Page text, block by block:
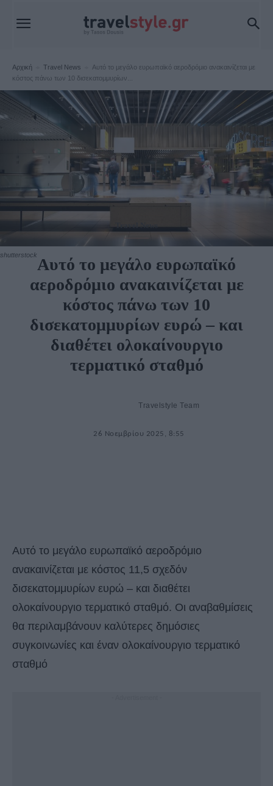
Αρχική Travel News
Αυτό το μεγάλο ευρωπαϊκό αεροδρόμιο ανακαινίζεται με
κόστος πάνω των 10 δισεκατομμυρίων...
shutterstock
Travel News
Αυτό το μεγάλο ευρωπαϊκό
αεροδρόμιο ανακαινίζεται με
κόστος πάνω των 10
δισεκατομμυρίων ευρώ – και
διαθέτει ολοκαίνουργιο
τερματικό σταθμό
Travelstyle Team
26 Νοεμβρίου 2025, 8:55
Αυτό το μεγάλο ευρωπαϊκό αεροδρόμιο
ανακαινίζεται με κόστος 11,5 σχεδόν
δισεκατομμυρίων ευρώ – και διαθέτει
ολοκαίνουργιο τερματικό σταθμό. Οι αναβαθμίσεις
θα περιλαμβάνουν καλύτερες δημόσιες
συγκοινωνίες και έναν ολοκαίνουργιο τερματικό
σταθμό